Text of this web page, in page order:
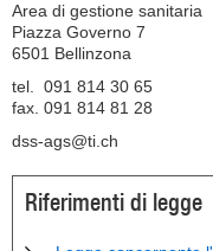
Area di gestione sanitaria
Piazza Governo 7
6501 Bellinzona
tel. 091 814 30 65
fax. 091 814 81 28
dss-ags@ti.ch
Riferimenti di legge